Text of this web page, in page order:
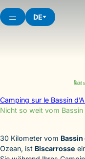
to
content
DE
Nicht
Camping sur le Bassin
Nicht so weit vom
30 Kilometer vom Bassin
Ozean, ist Biscarrosse